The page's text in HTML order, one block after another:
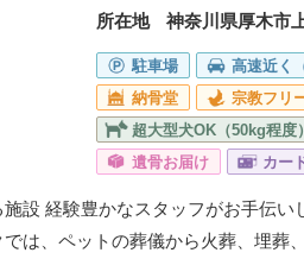
所在地 神奈川県厚木市
駐車場 高速近く
納骨堂
宗教フリ
超大型犬OK（50kg程度）
遺骨お届け
カー
設 経験豊かなスタッフがお手伝い
は、ペットの葬儀から火葬、埋葬